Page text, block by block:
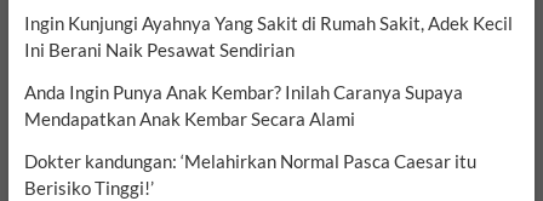
Ingin Kunjungi Ayahnya Yang Sakit di Rumah Sakit, Adek Kecil
Ini Berani Naik Pesawat Sendirian
Anda Ingin Punya Anak Kembar? Inilah Caranya Supaya
Mendapatkan Anak Kembar Secara Alami
Dokter kandungan: ‘Melahirkan Normal Pasca Caesar itu
Berisiko Tinggi!’